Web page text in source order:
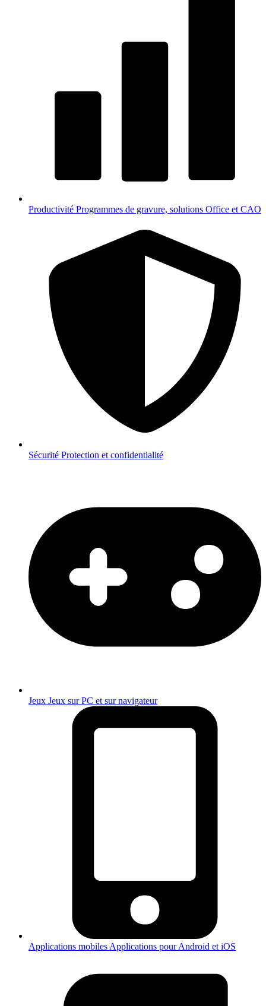
Productivité Programmes de gravure, solutions Office et CAO
Sécurité Protection et confidentialité
Jeux Jeux sur PC et sur navigateur
Applications mobiles Applications pour Android et iOS